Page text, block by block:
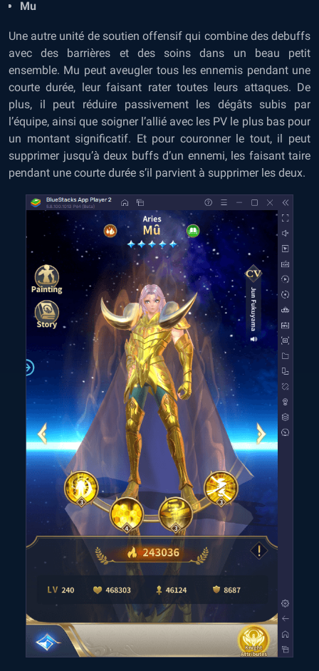
Mu
Une autre unité de soutien offensif qui combine des debuffs
avec des barrières et des soins dans un beau petit
ensemble. Mu peut aveugler tous les ennemis pendant une
courte durée, leur faisant rater toutes leurs attaques. De
plus, il peut réduire passivement les dégâts subis par
l’équipe, ainsi que soigner l’allié avec les PV le plus bas pour
un montant significatif. Et pour couronner le tout, il peut
supprimer jusqu’à deux buffs d’un ennemi, les faisant taire
pendant une courte durée s’il parvient à supprimer les deux.